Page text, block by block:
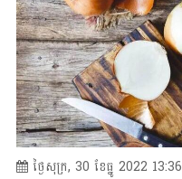
ថ្ងៃសុក្រ, 30 ខែធ្នូ 2022 13:36